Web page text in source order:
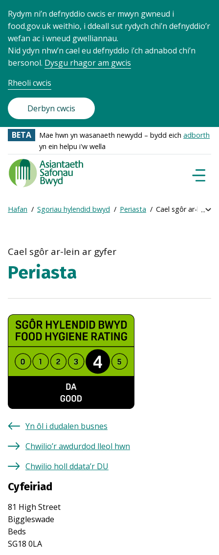
Rydym ni’n defnyddio cwcis er mwyn gwneud i
food.gov.uk weithio, i ddeall sut rydych chi’n defnyddio’r
wefan ac i wneud gwelliannau.
Nid ydyn nhw’n cael eu defnyddio i’ch adnabod chi’n
bersonol. Dysgu rhagor am gwcis
Rheoli cwcis
Derbyn cwcis
BETA Mae hwn yn wasanaeth newydd – bydd eich adborth
yn ein helpu i'w wella
Food
Standards
Agency
Frontpage
Breadcrumb
Hafan Sgoriau hylendid bwyd Periasta Cael sgôr ar-lein
Cael sgôr ar-lein ar gyfer
Periasta
Yn ôl i dudalen busnes
Chwilio’r awdurdod lleol hwn
Chwilio holl ddata’r DU
Cyfeiriad
81 High Street
Biggleswade
Beds
SG18 0LA